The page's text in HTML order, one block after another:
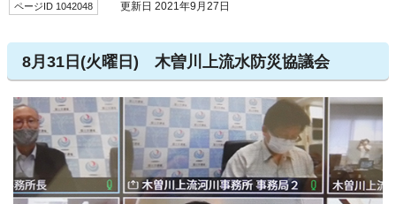
ページID 1042048 更新日 2021年9月27日
8月31日(火曜日) 木曽川上流水防災協議会